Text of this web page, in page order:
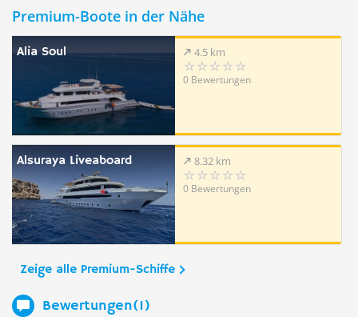
Premium-Boote in der Nähe
Alia Soul 4.5 km
0 Bewertungen
Alsuraya Liveaboard 8.32 km
0 Bewertungen
Zeige alle Premium-Schiffe
Bewertungen(1)